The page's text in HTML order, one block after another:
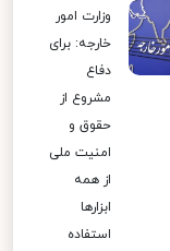
وزارت امور
خارجه: برای
دفاع
مشروع از
حقوق و
امنیت ملی
از همه
ابزارها
استفاده